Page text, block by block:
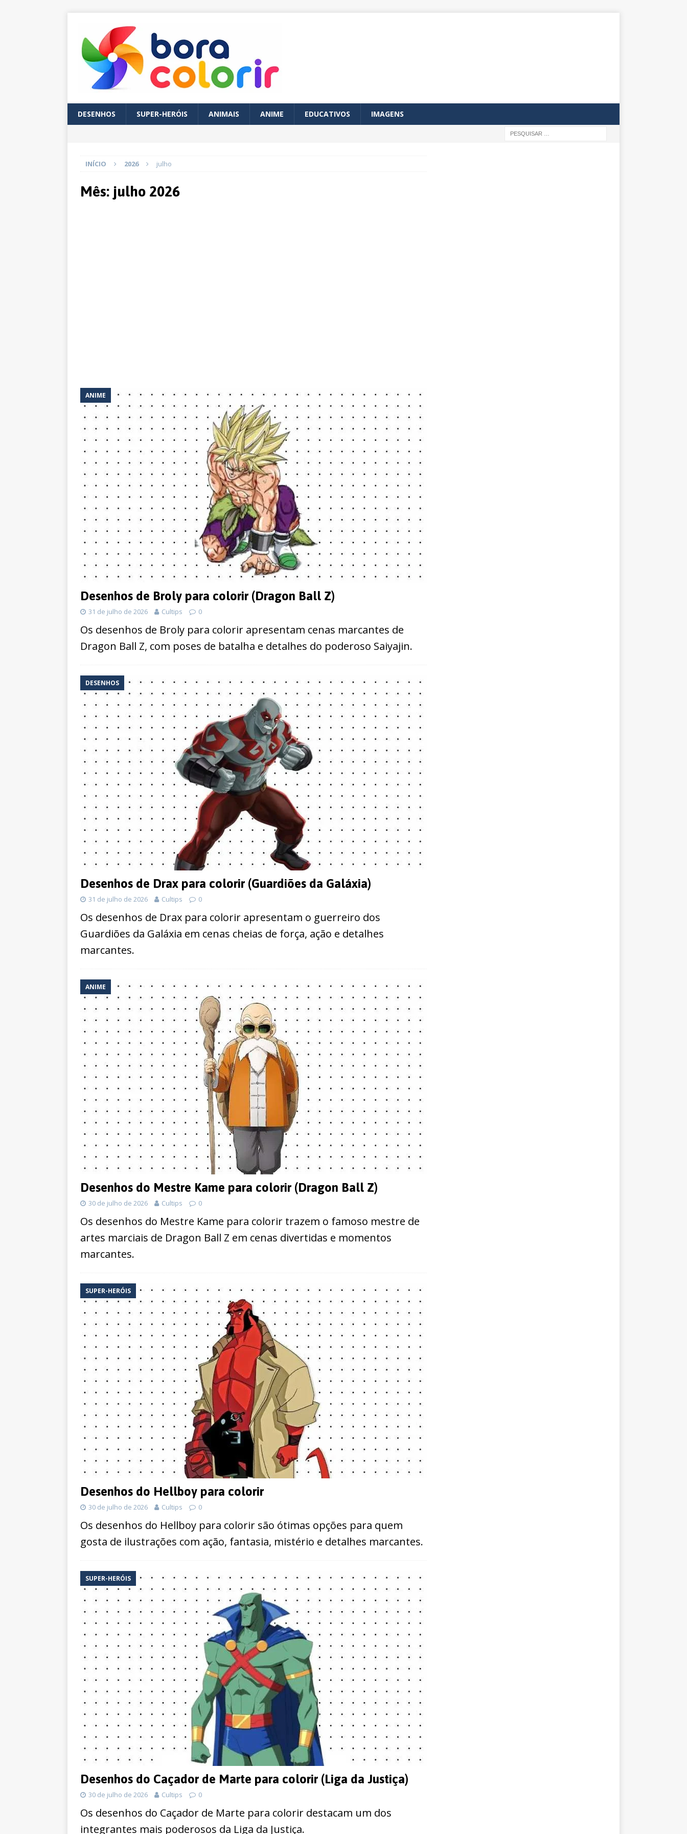
DESENHOS SUPER-HERÓIS ANIMAIS ANIME EDUCATIVOS IMAGENS
INÍCIO 2026 julho
Mês: julho 2026
ANIME
Desenhos de Broly para colorir (Dragon Ball Z)
31 de julho de 2026 Cultips 0
Os desenhos de Broly para colorir apresentam cenas marcantes de
Dragon Ball Z, com poses de batalha e detalhes do poderoso Saiyajin.
DESENHOS
Desenhos de Drax para colorir (Guardiões da Galáxia)
31 de julho de 2026 Cultips 0
Os desenhos de Drax para colorir apresentam o guerreiro dos
Guardiões da Galáxia em cenas cheias de força, ação e detalhes
marcantes.
ANIME
Desenhos do Mestre Kame para colorir (Dragon Ball Z)
30 de julho de 2026 Cultips 0
Os desenhos do Mestre Kame para colorir trazem o famoso mestre de
artes marciais de Dragon Ball Z em cenas divertidas e momentos
marcantes.
SUPER-HERÓIS
Desenhos do Hellboy para colorir
30 de julho de 2026 Cultips 0
Os desenhos do Hellboy para colorir são ótimas opções para quem
gosta de ilustrações com ação, fantasia, mistério e detalhes marcantes.
SUPER-HERÓIS
Desenhos do Caçador de Marte para colorir (Liga da Justiça)
30 de julho de 2026 Cultips 0
Os desenhos do Caçador de Marte para colorir destacam um dos
integrantes mais poderosos da Liga da Justiça.